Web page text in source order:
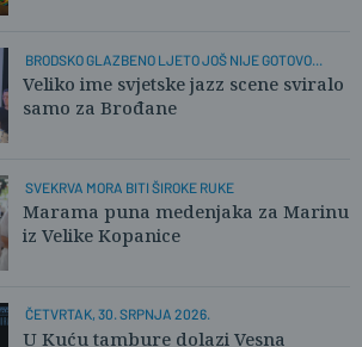
BRODSKO GLAZBENO LJETO JOŠ NIJE GOTOVO...
Veliko ime svjetske jazz scene sviralo
samo za Brođane
SVEKRVA MORA BITI ŠIROKE RUKE
Marama puna medenjaka za Marinu
iz Velike Kopanice
ČETVRTAK, 30. SRPNJA 2026.
U Kuću tambure dolazi Vesna